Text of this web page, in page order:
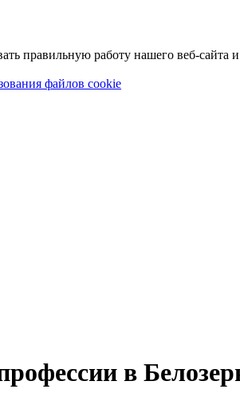
правильную работу нашего веб-сайта и
файлов cookie
в